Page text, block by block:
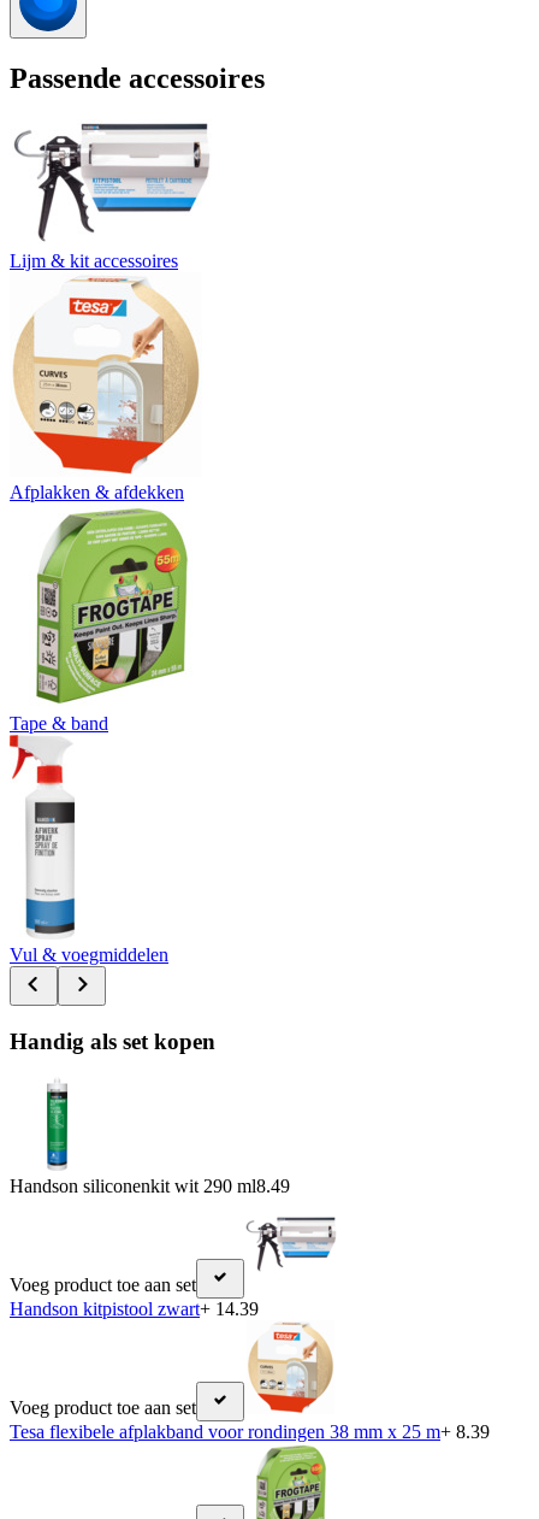
Passende accessoires
Lijm & kit accessoires
Afplakken & afdekken
Tape & band
Vul & voegmiddelen
Handig als set kopen
Handson siliconenkit wit 290 ml8.49
Voeg product toe aan set
Handson kitpistool zwart+ 14.39
Voeg product toe aan set
Tesa flexibele afplakband voor rondingen 38 mm x 25 m+ 8.39